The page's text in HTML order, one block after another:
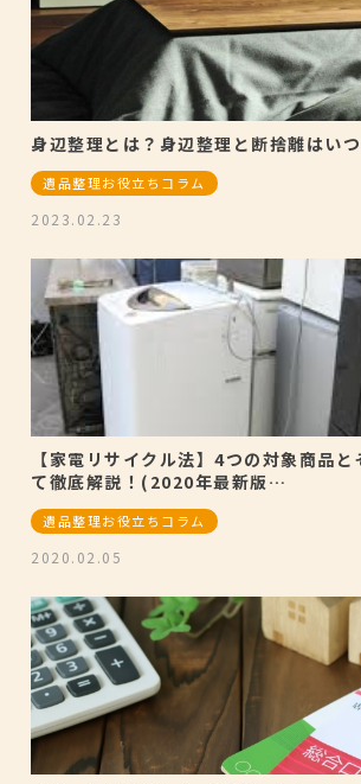
身辺整理とは？身辺整理と断捨離はい
遺品整理お役立ちコラム
2023.02.23
【家電リサイクル法】4つの対象商品
て徹底解説！(2020年最新版…
遺品整理お役立ちコラム
2020.02.05